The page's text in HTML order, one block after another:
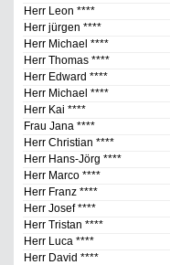
Herr Leon ****
Herr jürgen ****
Herr Michael ****
Herr Thomas ****
Herr Edward ****
Herr Michael ****
Herr Kai ****
Frau Jana ****
Herr Christian ****
Herr Hans-Jörg ****
Herr Marco ****
Herr Franz ****
Herr Josef ****
Herr Tristan ****
Herr Luca ****
Herr David ****